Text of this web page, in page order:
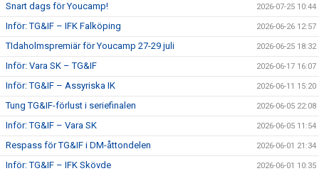
Snart dags för Youcamp! 2026-07-25 10:44
Inför: TG&IF – IFK Falköping 2026-06-26 12:57
TIdaholmspremiär för Youcamp 27-29 juli 2026-06-25 18:32
Inför: Vara SK – TG&IF 2026-06-17 16:07
Inför: TG&IF – Assyriska IK 2026-06-11 15:20
Tung TG&IF-förlust i seriefinalen 2026-06-05 22:08
Inför: TG&IF – Vara SK 2026-06-05 11:54
Respass för TG&IF i DM-åttondelen 2026-06-01 21:34
Inför: TG&IF – IFK Skövde 2026-06-01 10:35